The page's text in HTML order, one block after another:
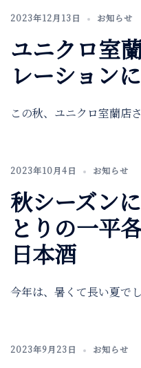
2023年12月13日 お知らせ
ユニクロ室
レーション
この秋、ユニクロ室蘭店
2023年10月4日 お知らせ
秋シーズン
とりの一平
日本酒
今年は、暑くて長い夏で
2023年9月23日 お知らせ